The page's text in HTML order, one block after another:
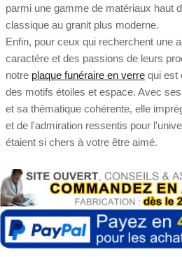
parmi une gamme de matériaux haut
classique au granit plus moderne.
Enfin, pour ceux qui recherchent une
caractère et des passions de leurs
notre plaque funéraire en verre qui est
des motifs étoiles et espace. Avec
et sa thématique cohérente, elle
et de l'admiration ressentis pour
étaient si chers à votre être aimé.